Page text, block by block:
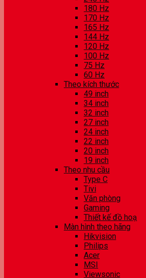
180 Hz
170 Hz
165 Hz
144 Hz
120 Hz
100 Hz
75 Hz
60 Hz
Theo kích thước
49 inch
34 inch
32 inch
27 inch
24 inch
22 inch
20 inch
19 inch
Theo nhu cầu
Type C
Tivi
Văn phòng
Gaming
Thiết kế đồ hoạ
Màn hình theo hãng
Hikvision
Philips
Acer
MSI
Viewsonic